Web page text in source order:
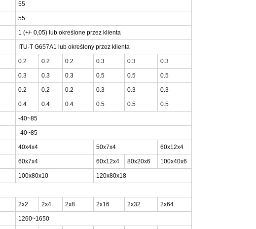
55
55
1 (+/- 0,05) lub określone przez klienta
ITU-T G657A1 lub określony przez klienta
0.2 0.2 0.2 0.3 0.3 0.3
0.3 0.3 0.3 0.5 0.5 0.5
0.2 0.2 0.2 0.3 0.3 0.3
0.4 0.4 0.4 0.5 0.5 0.5
-40~85
-40~85
40x4x4 50x7x4 60x12x4
60x7x4 60x12x4 80x20x6 100x40x6
100x80x10 120x80x18
2x2 2x4 2x8 2x16 2x32 2x64
1260~1650